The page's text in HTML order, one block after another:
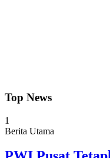
Top News
1
Berita Utama